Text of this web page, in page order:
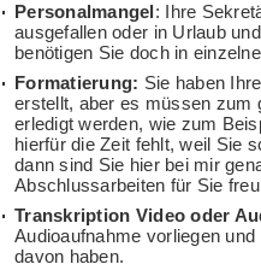
Personalmangel: Ihre
ausgefallen oder in Urlaub
benötigen Sie doch in
Formatierung: Sie haben
erstellt, aber es müssen zum
erledigt werden, wie zum
hierfür die Zeit fehlt, weil Sie
dann sind Sie hier bei mir
Abschlussarbeiten für Sie
Transkription Video oder
Audioaufnahme vorliegen
davon haben.